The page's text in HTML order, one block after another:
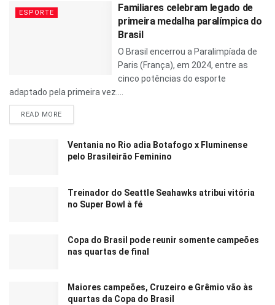
ESPORTE
Familiares celebram legado de
primeira medalha paralímpica do
Brasil
O Brasil encerrou a Paralimpíada de
Paris (França), em 2024, entre as
cinco potências do esporte
adaptado pela primeira vez....
READ MORE
Ventania no Rio adia Botafogo x Fluminense
pelo Brasileirão Feminino
Treinador do Seattle Seahawks atribui vitória
no Super Bowl à fé
Copa do Brasil pode reunir somente campeões
nas quartas de final
Maiores campeões, Cruzeiro e Grêmio vão às
quartas da Copa do Brasil